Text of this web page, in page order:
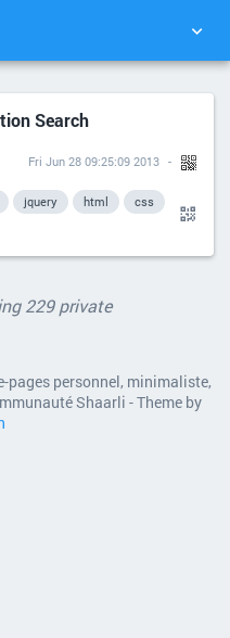
MUR D'IMAGES
RECHERCHER
Search
Fri Jun 28 09:25:09 2013
jquery html
css
229 private
pages personnel, minimaliste,
Shaarli - Theme by